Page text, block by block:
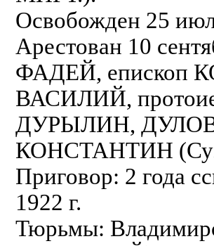
Освобожден 25
Арестован 10
ФАДЕЙ,
ВАСИЛИЙ,
ДУРЫЛИН,
КОНСТАНТИН
Приговор: 2 года
1922 г.
Тюрьмы: